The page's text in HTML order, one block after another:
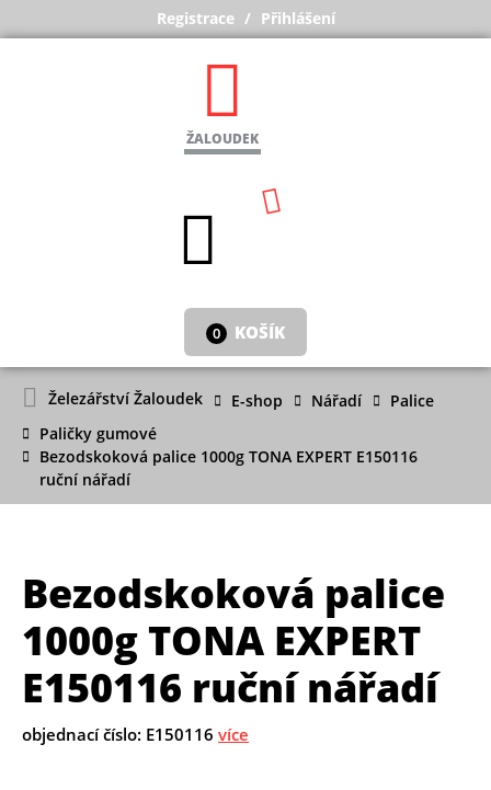
Registrace Přihlášení
ŽALOUDEK
0 KOŠÍK
Železářství Žaloudek E-shop Nářadí
Palice
Paličky gumové
Bezodskoková palice 1000g TONA EXPERT E150116
ruční nářadí
Bezodskoková palice
1000g TONA EXPERT
E150116 ruční nářadí
objednací číslo: E150116 více